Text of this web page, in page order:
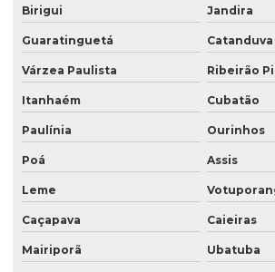
Saco valvulado 50 kg
Saco valvulado para adubo
Saco valvulado para alimentos
Saco valvulado para argamassa
Saco valvulado para cal
Saco valvulado para calcario
Birigui Jandira
Guaratinguetá Catanduva
Várzea Paulista Ribeirão
Itanhaém Cubatão
Paulínia Ourinhos
Poá Assis
Leme
Caçapava Caieiras
Mairiporã Ubatuba